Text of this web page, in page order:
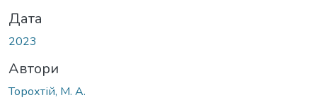
Дата
2023
Автори
Торохтій, М. А.